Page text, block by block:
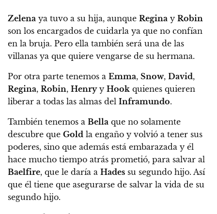
Zelena ya tuvo a su hija, aunque Regina y Robin
son los encargados de cuidarla ya que no confían
en la bruja. Pero ella también será una de las
villanas ya que quiere vengarse de su hermana.
Por otra parte tenemos a Emma, Snow, David,
Regina, Robin, Henryy Hook quienes quieren
liberar a todas las almas del Inframundo.
También tenemos a Bella que no solamente
descubre que Gold la engaño y volvió a tener sus
poderes, sino que además está embarazada y él
hace mucho tiempo atrás prometió, para salvar al
Baelfire, que le daría a Hades su segundo hijo. Así
que él tiene que asegurarse de salvar la vida de su
segundo hijo.